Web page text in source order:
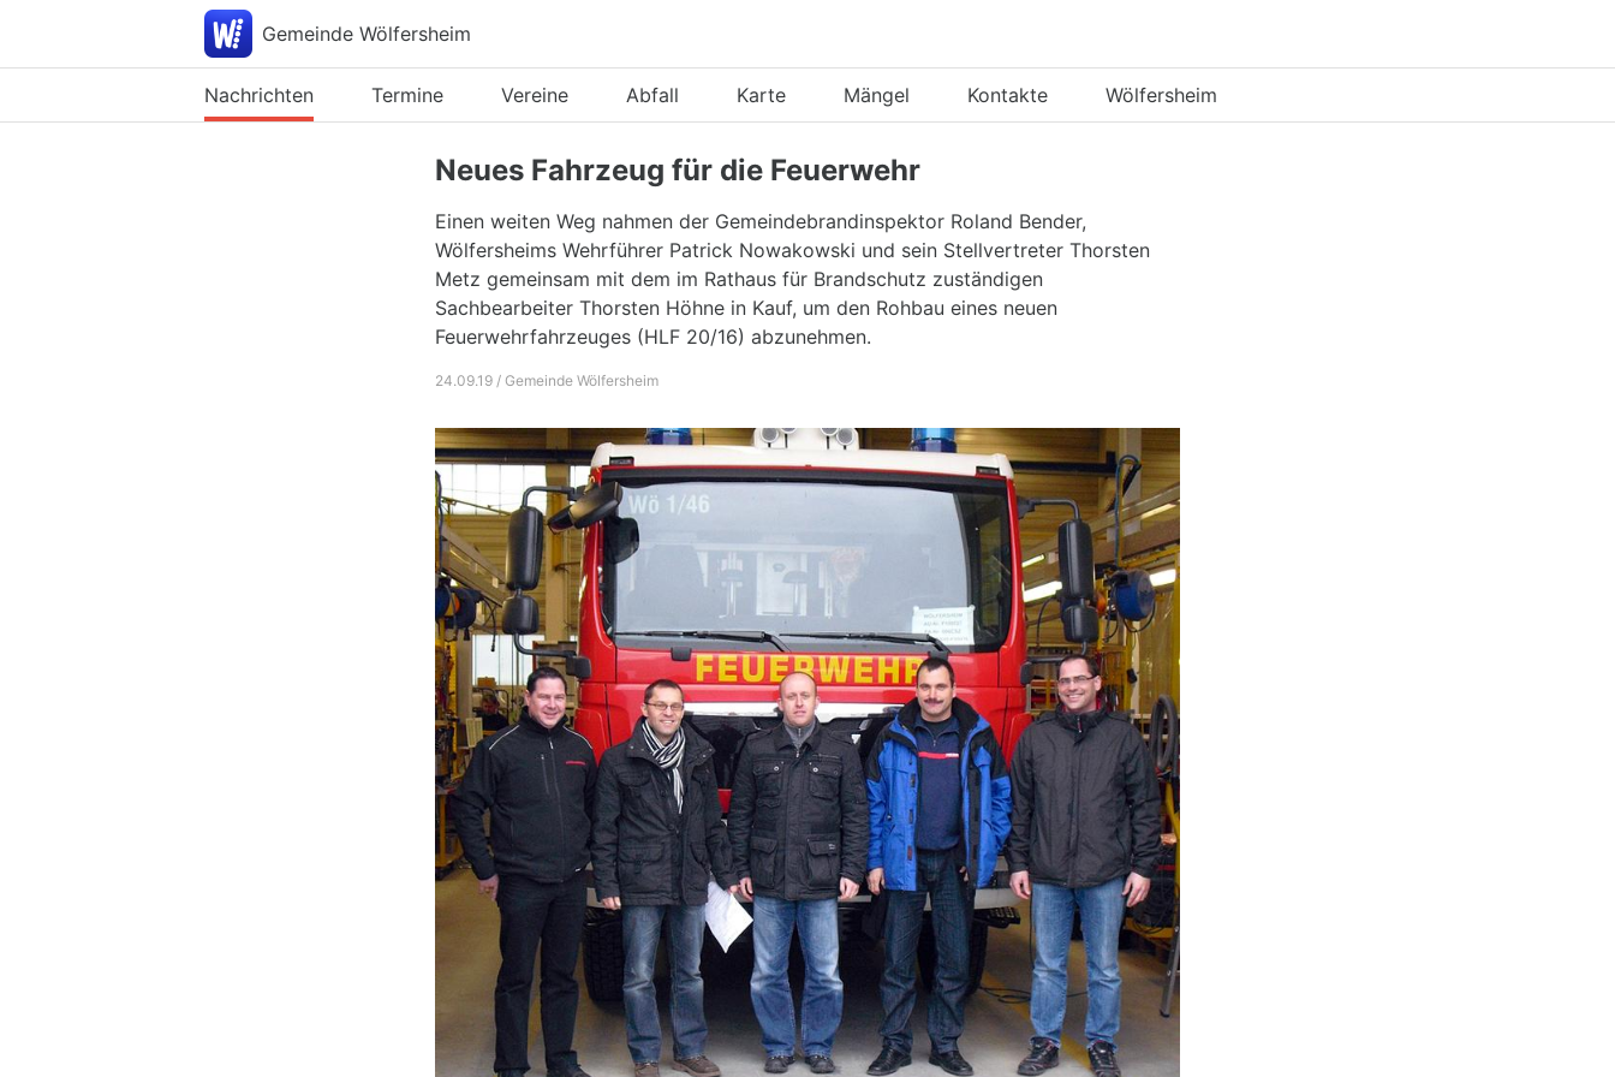
Gemeinde Wölfersheim
Nachrichten Termine Vereine Abfall Karte Mängel Kontakte Wölfersheim
Neues Fahrzeug für die Feuerwehr
Einen weiten Weg nahmen der Gemeindebrandinspektor Roland Bender,
Wölfersheims Wehrführer Patrick Nowakowski und sein Stellvertreter Thorsten
Metz gemeinsam mit dem im Rathaus für Brandschutz zuständigen
Sachbearbeiter Thorsten Höhne in Kauf, um den Rohbau eines neuen
Feuerwehrfahrzeuges (HLF 20/16) abzunehmen.
24.09.19 / Gemeinde Wölfersheim